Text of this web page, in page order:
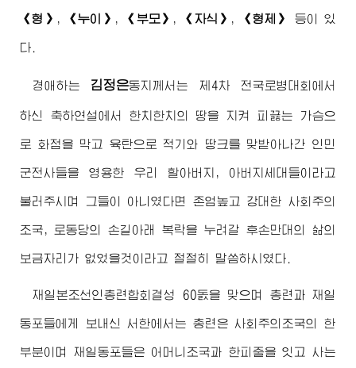
《형》 , 《누이》 , 《부모》 , 《자식》 , 《형제》 등이 있
다.
경애하는 김정은동지 께서는 제4차 전국로병대회에서
하신 축하연설에서 한치한치의 땅을 지켜 피끓는 가슴으
로 화점을 막고 육탄으로 적기와 땅크를 맞받아나간 인민
군전사들을 영용한 우리 할아버지 , 아버지 세대들이라고
불러주시며 그들이 아니였다면 존엄높고 강대한 사회주의
조국, 로동당의 손길아래 복락을 누려갈 후손만대의 삶의
보금자리가 없었을것이라고 절절히 말씀하시였다.
재일본조선인총련합회결성 60돐을 맞으며 총련과 재일
동포들에게 보내신 서한에서는 총련은 사회주의조국의 한
부분이며 재일동포들은 어머니조국과 한피줄을 잇고 사는